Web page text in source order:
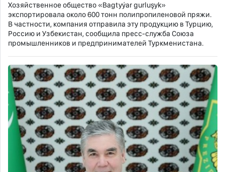
Хозяйственное общество «Bagtyýar gurluşyk»
экспортировала около 600 тонн полипропиленовой пряжи.
В частности, компания отправила эту продукцию в Турцию,
Россию и Узбекистан, сообщила пресс-служба Союза
промышленников и предпринимателей Туркменистана.